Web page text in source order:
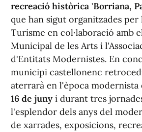
recreació històrica 'Borriana,
que han sigut organitzades per
Turisme en col·laboració amb
Municipal de les Arts i
d'Entitats Modernistes. En
municipi castellonenc
aterrarà en l'època modernista
16 de juny i durant tres
l'esplendor dels anys del
de xarrades, exposicions,